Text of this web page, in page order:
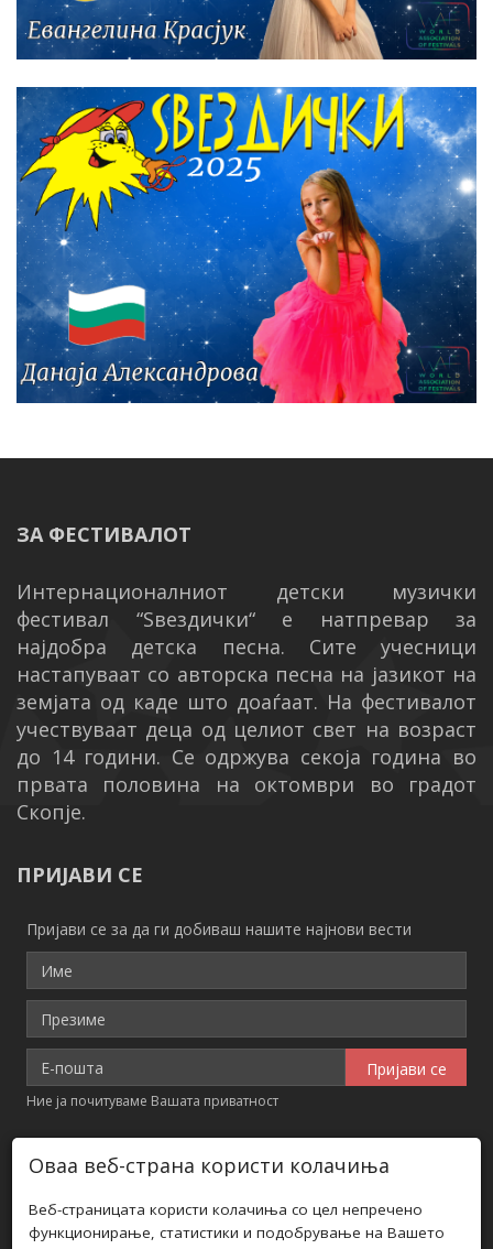
ЗА ФЕСТИВАЛОТ
Интернационалниот детски музички
фестивал “Ѕвездички“ е натпревар за
најдобра детска песна. Сите учесници
настапуваат со авторска песна на јазикот на
земјата од каде што доаѓаат. На фестивалот
учествуваат деца од целиот свет на возраст
до 14 години. Се одржува секоја година во
првата половина на октомври во градот
Скопје.
ПРИЈАВИ СЕ
Пријави се за да ги добиваш нашите најнови вести
Ние ја почитуваме Вашата приватност
Адреса: 5та Прилепска Бригада бр. 8
Телефон: +389 (0) 70 208 656
Оваа веб-страна користи колачиња
Веб-страницата користи колачиња со цел непречено
функционирање, статистики и подобрување на Вашето